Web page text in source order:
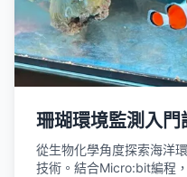
珊瑚環境監測入門
從生物化學角度探索海洋
技術。結合Micro:bit編程